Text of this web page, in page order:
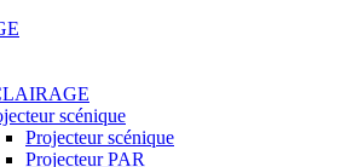
scénique
Projecteur scénique
Projecteur PAR